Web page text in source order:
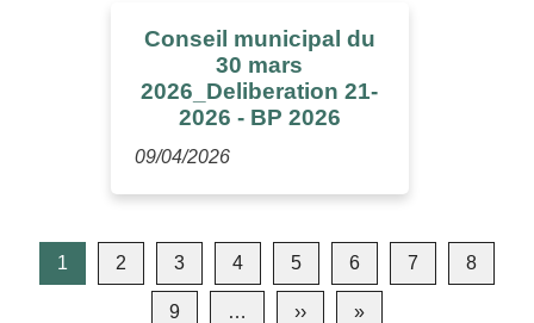
Conseil municipal du
30 mars
2026_Deliberation 21-
2026 - BP 2026
09/04/2026
Pagination
1 2 3 4 5 6 7 8
9 … ›› »